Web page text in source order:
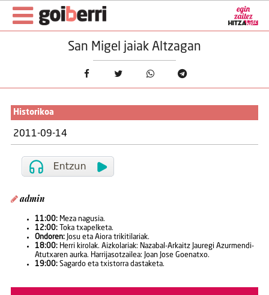
San Migel jaiak Altzagan
Historikoa
2011-09-14
admin
11:00:Meza nagusia.
12:00:Toka txapelketa.
Ondoren:Josu eta Aiora trikitilariak.
18:00:Herri kirolak. Aizkolariak: Nazabal-Arkaitz Jauregi Azurmendi-
Atutxaren aurka. Harrijasotzailea: Joan Jose Goenatxo.
19:00:Sagardo eta txistorra dastaketa.